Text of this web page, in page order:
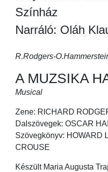
Színház
Narráló: Oláh
R.Rodgers-
A MUZSIKA
Musical
Zene: RICHARD
Dalszövegek: OSCAR
Szövegkönyv: HOWARD
CROUSE
Készült Maria Augusta